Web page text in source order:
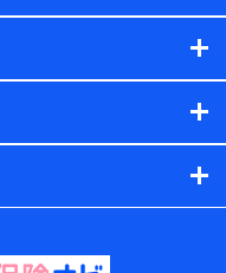
に応じたサービス・商
め
ため
業務を行うため